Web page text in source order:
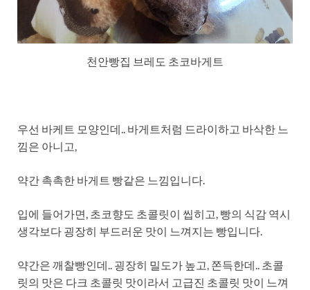
천안빵집 브레도 초코바게트
우선 바케트 모양인데.. 바게트처럼 드라이하고 바삭한 느
낌은 아니고,
약간 촉촉한 바게트 빵같은 느낌입니다.
입에 들어가면, 초코향도 초콜릿이 씹히고, 빵의 식감 역시
생각보다 굉장히 부드러운 맛이 느껴지는 빵입니다.
약간은 깨찰빵인데.. 굉장히 밀도가 높고, 쫀득한데.. 초콜
릿의 맛은 다크 초콜릿 맛이라서 고급진 초콜릿 맛이 느껴